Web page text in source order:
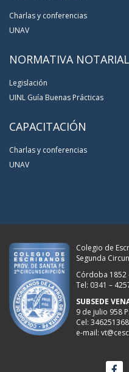
Charlas y conferencias
UNAV
NORMATIVA NOTARIAL
Legislación
UINL Guía Buenas Prácticas
CAPACITACIÓN
Charlas y conferencias
UNAV
Colegio de
Segunda
Córdoba 1852
Tel: 0341 –
SUBSEDE
9 de julio 958
Cel:
e-mail: